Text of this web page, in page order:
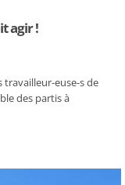
agir !
travailleur-euse-s de
des partis à